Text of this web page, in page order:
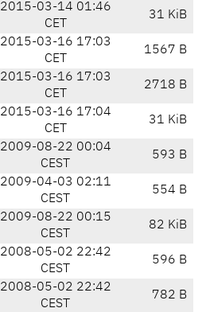
2015-03-14 01:46
CET
31 KiB
2015-03-16 17:03
CET
1567 B
2015-03-16 17:03
CET
2718 B
2015-03-16 17:04
CET
31 KiB
2009-08-22 00:04
CEST
593 B
2009-04-03 02:11
CEST
554 B
2009-08-22 00:15
CEST
82 KiB
2008-05-02 22:42
CEST
596 B
2008-05-02 22:42
CEST
782 B